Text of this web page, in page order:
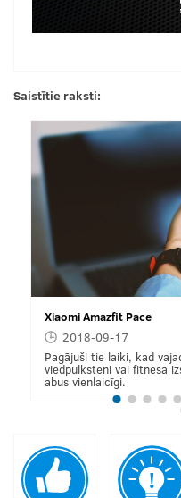
Saistītie raksti:
Xiaomi Amazfit Pace
2018-09-17
Pagājuši tie laiki, kad
viedpulksteni vai fitnesa
abus vienlaicīgi.